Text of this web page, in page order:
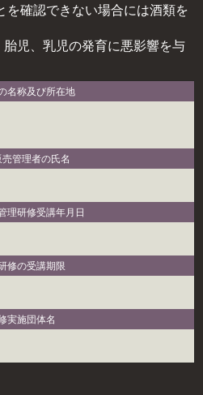
を確認できない場合には酒類を
児、乳児の発育に悪影響を与
名称及び所在地
管理者の氏名
理研修受講年月日
修の受講期限
実施団体名